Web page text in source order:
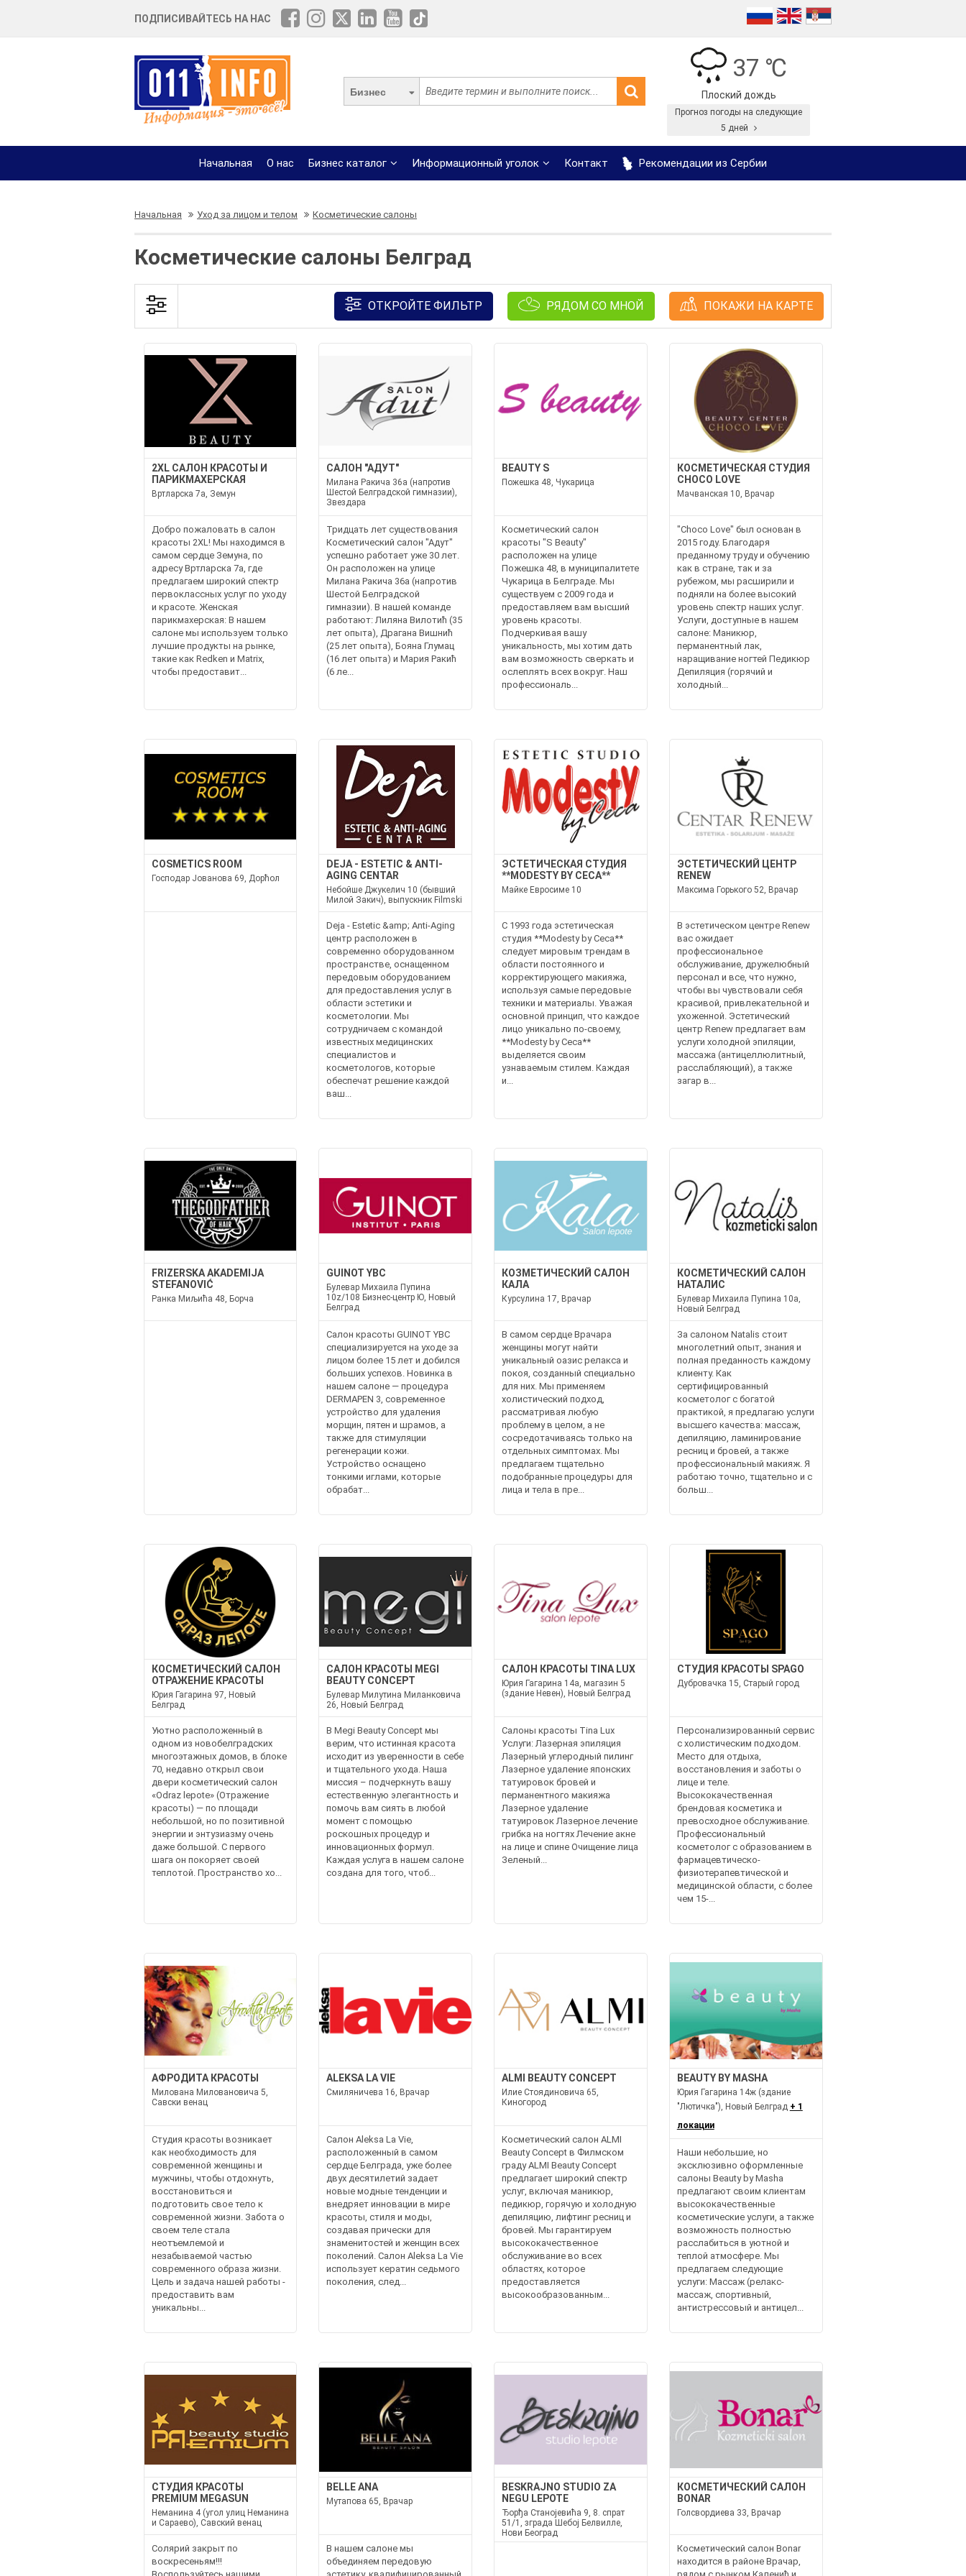
ПОДПИСИВАЙТЕСЬ НА НАС
Бизнес
37 ℃
Плоский дождь
Прогноз погоды на следующие
5 дней
Начальная О нас Бизнес каталог Информационный уголок Контакт Рекомендации из Сербии
Начальная Уход за лицом и телом Косметические салоны
Косметические салоны Белград
ОТКРОЙТЕ ФИЛЬТР РЯДОМ СО МНОЙ ПОКАЖИ НА КАРТЕ
2XL САЛОН КРАСОТЫ И
ПАРИКМАХЕРСКАЯ
Вртларска 7a, Земун
Добро пожаловать в салон
красоты 2XL! Мы находимся в
самом сердце Земуна, по
адресу Вртларска 7a, где
предлагаем широкий спектр
первоклассных услуг по уходу
и красоте. Женская
парикмахерская: В нашем
салоне мы используем только
лучшие продукты на рынке,
такие как Redken и Matrix,
чтобы предоставит...
САЛОН "АДУТ"
Милана Ракича 36а (напротив
Шестой Белградской гимназии),
Звездара
Тридцать лет существования
Косметический салон "Адут"
успешно работает уже 30 лет.
Он расположен на улице
Милана Ракича 36а (напротив
Шестой Белградской
гимназии). В нашей команде
работают: Лиляна Вилотић (35
лет опыта), Драгана Вишнић
(25 лет опыта), Бояна Глумац
(16 лет опыта) и Мария Ракић
(6 ле...
BEAUTY S
Пожешка 48, Чукарица
Косметический салон
красоты "S Beauty"
расположен на улице
Пожешка 48, в муниципалитете
Чукарица в Белграде. Мы
существуем с 2009 года и
предоставляем вам высший
уровень красоты.
Подчеркивая вашу
уникальность, мы хотим дать
вам возможность сверкать и
ослеплять всех вокруг. Наш
профессиональ...
КОСМЕТИЧЕСКАЯ СТУДИЯ
CHOCO LOVE
Мачванская 10, Врачар
"Choco Love" был основан в
2015 году. Благодаря
преданному труду и обучению
как в стране, так и за
рубежом, мы расширили и
подняли на более высокий
уровень спектр наших услуг.
Услуги, доступные в нашем
салоне: Маникюр,
перманентный лак,
наращивание ногтей Педикюр
Депиляция (горячий и
холодный...
COSMETICS ROOM
Господар Јованова 69, Дорћол
DEJA - ESTETIC & ANTI-
AGING CENTAR
Небойше Джукелич 10 (бывший
Милой Закич), выпускник Filmski
Deja - Estetic &amp; Anti-Aging
центр расположен в
современно оборудованном
пространстве, оснащенном
передовым оборудованием
для предоставления услуг в
области эстетики и
косметологии. Мы
сотрудничаем с командой
известных медицинских
специалистов и
косметологов, которые
обеспечат решение каждой
ваш...
ЭСТЕТИЧЕСКАЯ СТУДИЯ
**MODESTY BY CECA**
Майке Евросиме 10
С 1993 года эстетическая
студия **Modesty by Ceca**
следует мировым трендам в
области постоянного и
корректирующего макияжа,
используя самые передовые
техники и материалы. Уважая
основной принцип, что каждое
лицо уникально по-своему,
**Modesty by Ceca**
выделяется своим
узнаваемым стилем. Каждая
и...
ЭСТЕТИЧЕСКИЙ ЦЕНТР
RENEW
Максима Горького 52, Врачар
В эстетическом центре Renew
вас ожидает
профессиональное
обслуживание, дружелюбный
персонал и все, что нужно,
чтобы вы чувствовали себя
красивой, привлекательной и
ухоженной. Эстетический
центр Renew предлагает вам
услуги холодной эпиляции,
массажа (антицеллюлитный,
расслабляющий), а также
загар в...
FRIZERSKA AKADEMIJA
STEFANOVIĆ
Ранка Миљића 48, Борча
GUINOT YBC
Булевар Михаила Пупина
10z/108 Бизнес-центр Ю, Новый
Белград
Салон красоты GUINOT YBC
специализируется на уходе за
лицом более 15 лет и добился
больших успехов. Новинка в
нашем салоне — процедура
DERMAPEN 3, современное
устройство для удаления
морщин, пятен и шрамов, а
также для стимуляции
регенерации кожи.
Устройство оснащено
тонкими иглами, которые
обрабат...
КОЗМЕТИЧЕСКИЙ САЛОН
КАЛА
Курсулина 17, Врачар
В самом сердце Врачара
женщины могут найти
уникальный оазис релакса и
покоя, созданный специально
для них. Мы применяем
холистический подход,
рассматривая любую
проблему в целом, а не
сосредотачиваясь только на
отдельных симптомах. Мы
предлагаем тщательно
подобранные процедуры для
лица и тела в пре...
КОСМЕТИЧЕСКИЙ САЛОН
НАТАЛИС
Булевар Михаила Пупина 10а,
Новый Белград
За салоном Natalis стоит
многолетний опыт, знания и
полная преданность каждому
клиенту. Как
сертифицированный
косметолог с богатой
практикой, я предлагаю услуги
высшего качества: массаж,
депиляцию, ламинирование
ресниц и бровей, а также
профессиональный макияж. Я
работаю точно, тщательно и с
больш...
КОСМЕТИЧЕСКИЙ САЛОН
ОТРАЖЕНИЕ КРАСОТЫ
Юрия Гагарина 97, Новый
Белград
Уютно расположенный в
одном из новобелградских
многоэтажных домов, в блоке
70, недавно открыл свои
двери косметический салон
«Odraz lepote» (Отражение
красоты) — по площади
небольшой, но по позитивной
энергии и энтузиазму очень
даже большой. С первого
шага он покоряет своей
теплотой. Пространство хо...
САЛОН КРАСОТЫ MEGI
BEAUTY CONCEPT
Булевар Милутина Миланковича
26, Новый Белград
В Megi Beauty Concept мы
верим, что истинная красота
исходит из уверенности в себе
и тщательного ухода. Наша
миссия – подчеркнуть вашу
естественную элегантность и
помочь вам сиять в любой
момент с помощью
роскошных процедур и
инновационных формул.
Каждая услуга в нашем салоне
создана для того, чтоб...
САЛОН КРАСОТЫ TINA LUX
Юрия Гагарина 14а, магазин 5
(здание Невен), Новый Белград
Салоны красоты Tina Lux
Услуги: Лазерная эпиляция
Лазерный углеродный пилинг
Лазерное удаление японских
татуировок бровей и
перманентного макияжа
Лазерное удаление
татуировок Лазерное лечение
грибка на ногтях Лечение акне
на лице и спине Очищение лица
Зеленый...
СТУДИЯ КРАСОТЫ SPAGO
Дубровачка 15, Старый город
Персонализированный сервис
с холистическим подходом.
Место для отдыха,
восстановления и заботы о
лице и теле.
Высококачественная
брендовая косметика и
превосходное обслуживание.
Профессиональный
косметолог с образованием в
фармацевтическо-
физиотерапевтической и
медицинской области, с более
чем 15-...
АФРОДИТА КРАСОТЫ
Милована Миловановича 5,
Савски венац
Студия красоты возникает
как необходимость для
современной женщины и
мужчины, чтобы отдохнуть,
восстановиться и
подготовить свое тело к
современной жизни. Забота о
своем теле стала
неотъемлемой и
незабываемой частью
современного образа жизни.
Цель и задача нашей работы -
предоставить вам
уникальны...
ALEKSA LA VIE
Смиляничева 16, Врачар
Салон Aleksa La Vie,
расположенный в самом
сердце Белграда, уже более
двух десятилетий задает
новые модные тенденции и
внедряет инновации в мире
красоты, стиля и моды,
создавая прически для
знаменитостей и женщин всех
поколений. Салон Aleksa La Vie
использует кератин седьмого
поколения, след...
ALMI BEAUTY CONCEPT
Илие Стоядиновича 65,
Киногород
Косметический салон ALMI
Beauty Concept в Филмском
граду ALMI Beauty Concept
предлагает широкий спектр
услуг, включая маникюр,
педикюр, горячую и холодную
депиляцию, лифтинг ресниц и
бровей. Мы гарантируем
высококачественное
обслуживание во всех
областях, которое
предоставляется
высокообразованным...
BEAUTY BY MASHA
Юрия Гагарина 14ж (здание
"Лютичка"), Новый Белград + 1
локации
Наши небольшие, но
эксклюзивно оформленные
салоны Beauty by Masha
предлагают своим клиентам
высококачественные
косметические услуги, а также
возможность полностью
расслабиться в уютной и
теплой атмосфере. Мы
предлагаем следующие
услуги: Массаж (релакс-
массаж, спортивный,
антистрессовый и антицел...
СТУДИЯ КРАСОТЫ
PREMIUM MEGASUN
Неманина 4 (угол улиц Неманина
и Сараево), Савский венац
Солярий закрыт по
воскресеньям!!!
BELLE ANA
Мутапова 65, Врачар
В нашем салоне мы
объединяем передовую
BESKRAJNO STUDIO ZA
NEGU LEPOTE
Ђорђа Станојевића 9, 8. спрат
51/1, зграда Шебој Белвилле,
Нови Београд
КОСМЕТИЧЕСКИЙ САЛОН
BONAR
Голсвордиева 33, Врачар
Косметический салон Bonar
находится в районе Врачар,